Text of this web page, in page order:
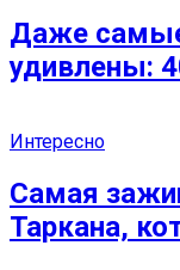
Даже
удивлены:
Интересно
Самая
Таркана,